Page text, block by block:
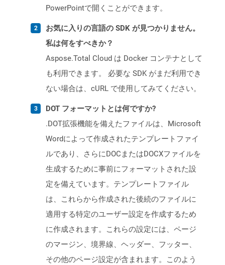
PowerPointで開くことができます。
お気に入りの言語の SDK が見つかりません。
私は何をすべきか？
Aspose.Total Cloud は Docker コンテナとして
も利用できます。 必要な SDK がまだ利用でき
ない場合は、cURL で使用してみてください。
DOT フォーマットとは何ですか?
.DOT拡張機能を備えたファイルは、Microsoft
Wordによって作成されたテンプレートファイ
ルであり、さらにDOCまたはDOCXファイルを
生成するために事前にフォーマットされた設
定を備えています。テンプレートファイル
は、これらから作成された後続のファイルに
適用する特定のユーザー設定を作成するため
に作成されます。これらの設定には、ページ
のマージン、境界線、ヘッダー、フッター、
その他のページ設定が含まれます。このよう